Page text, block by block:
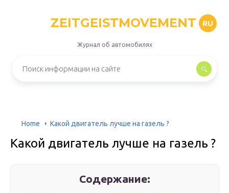
ZEITGEISTMOVEMENT RU
Журнал об автомобилях
Home Какой двигатель лучше на газель ?
Какой двигатель лучше на газель ?
Содержание: